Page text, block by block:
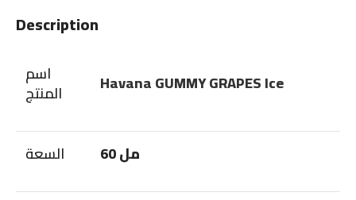
Description
اسم
المنتج Havana GUMMY GRAPES Ice
السعة 60 مل